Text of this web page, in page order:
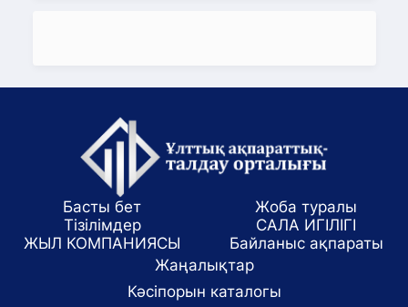
Басты бет
Жоба туралы
Тізілімдер
САЛА ИГІЛІГІ
ЖЫЛ КОМПАНИЯСЫ
Байланыс ақпараты
Жаңалықтар
Кәсіпорын каталогы